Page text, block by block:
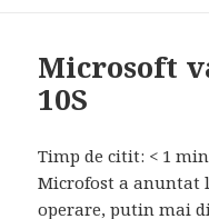
Microsoft
10S
Timp de citit: < 1
Microfost a anuntat
operare, putin mai